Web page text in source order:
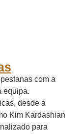
com a
equipa.
desde a
Kim Kardashian
para